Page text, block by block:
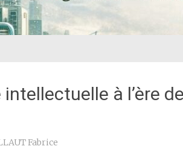
à l’ère
Fabrice